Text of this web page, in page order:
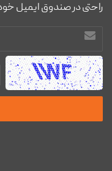
راحتی در صندوق ایمیل
آدرس